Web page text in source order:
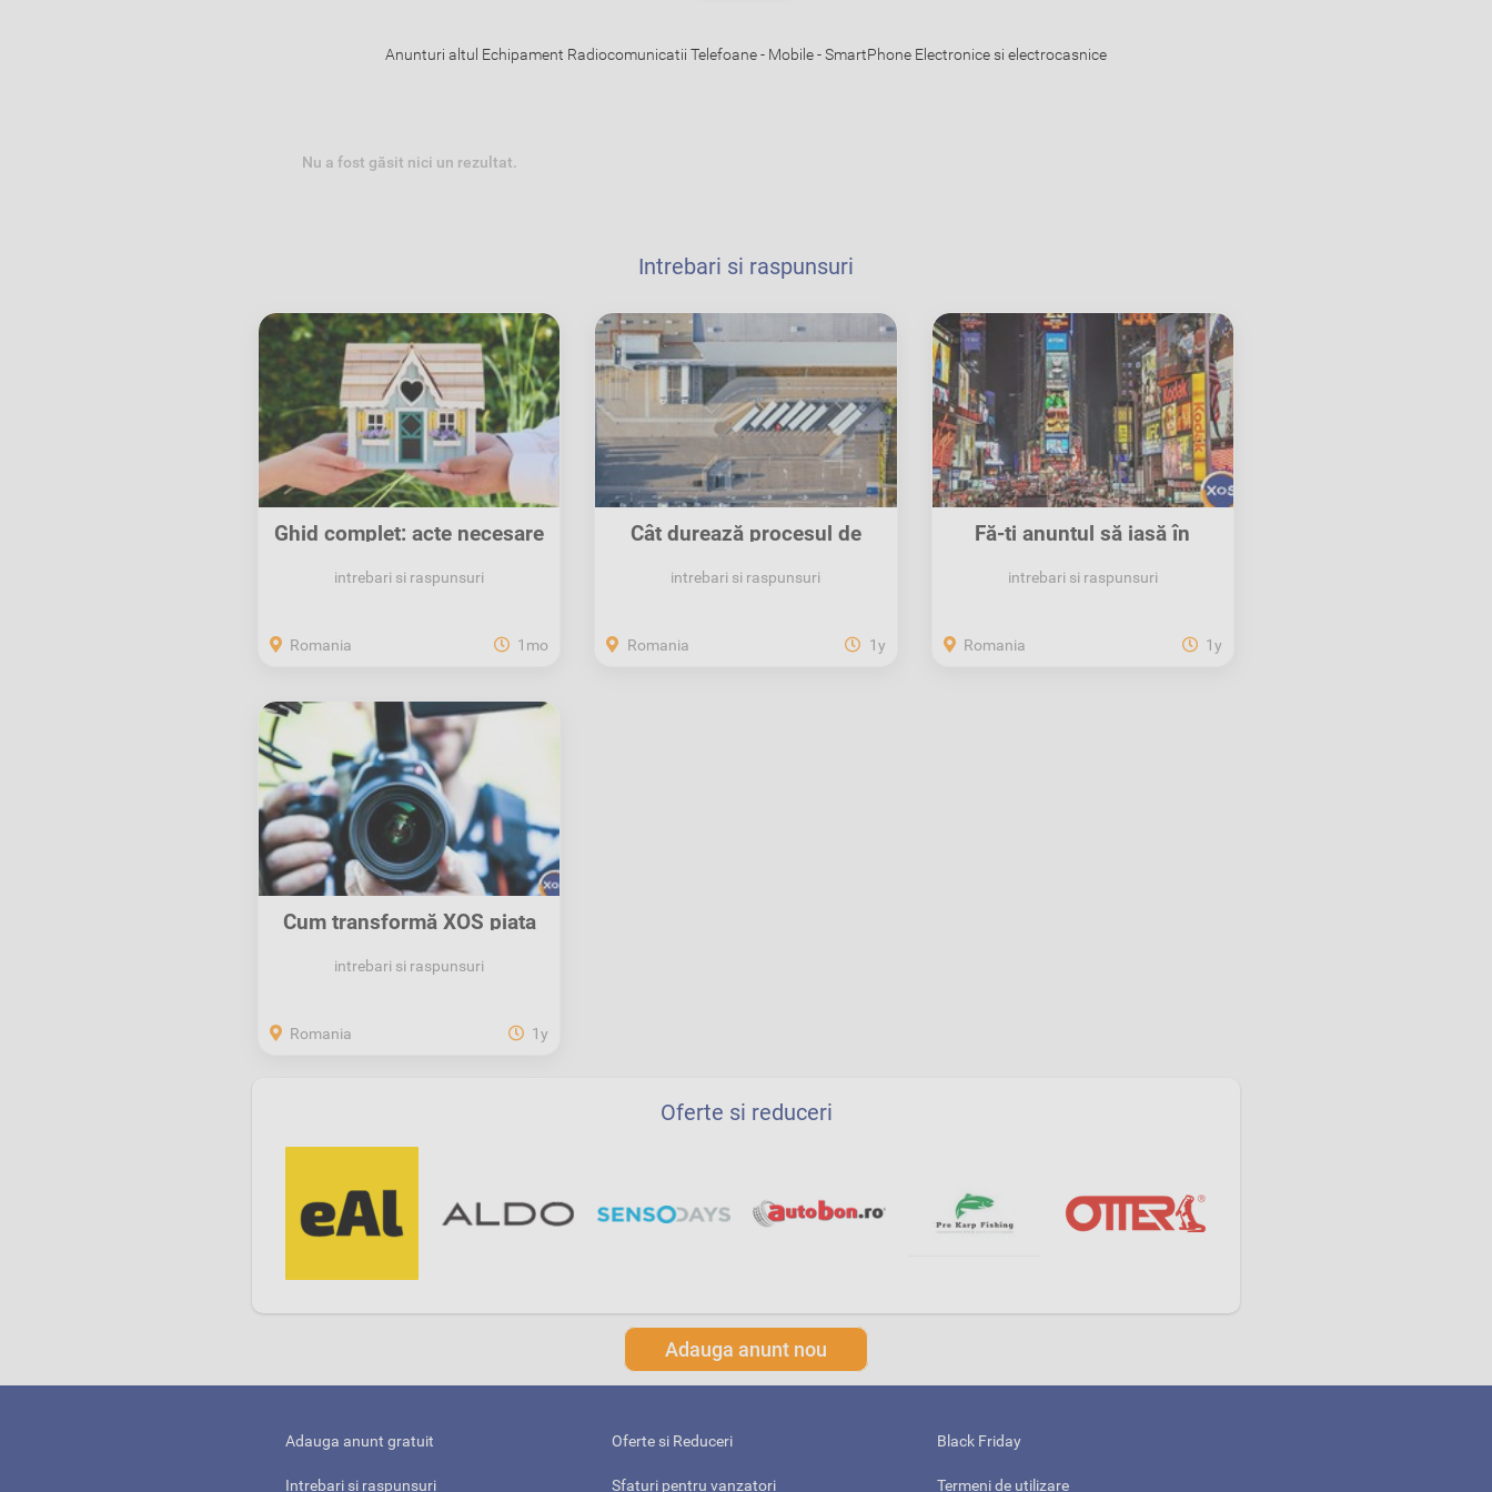
Anunturi altul Echipament Radiocomunicatii Telefoane - Mobile - SmartPhone Electronice si electrocasnice
Nu a fost găsit nici un rezultat.
Intrebari si raspunsuri
Ghid complet: acte necesare
intrebari si raspunsuri
Romania 1mo
Cât durează procesul de
intrebari si raspunsuri
Romania 1y
Fă-ți anunțul să iasă în
intrebari si raspunsuri
Romania 1y
Cum transformă XOS piața
intrebari si raspunsuri
Romania 1y
Oferte si reduceri
Adauga anunt nou
Adauga anunt gratuit Oferte si Reduceri Black Friday
Intrebari si raspunsuri Sfaturi pentru vanzatori Termeni de utilizare